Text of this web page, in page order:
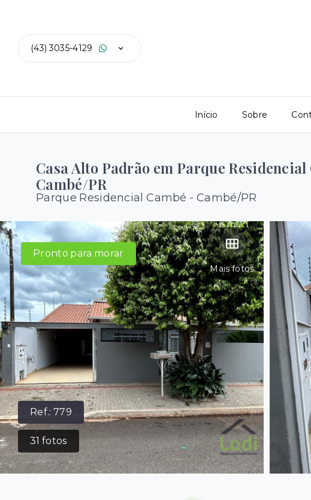
(43) 3035-4129
Início Sobre
Casa Alto Padrão em Parque Residencial
Cambé/PR
Parque Residencial Cambé - Cambé/PR
Ref.:779
31 fotos
Mais fotos
Pronto para morar